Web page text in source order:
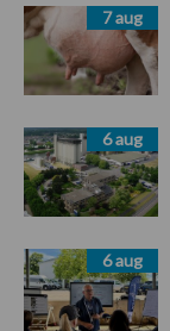
7 aug
6 aug
6 aug